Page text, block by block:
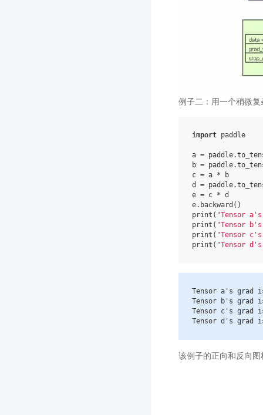
例子二：用一个稍微
import paddle
a = paddle.
b = paddle.
c = a *
b
d
= paddle.
e = c * d
e. backward ()
print ( "Tensor
print ( "Tensor
print ( "Tensor
print ( "Tensor
Tensor a 's grad
Tensor
b 's grad
Tensor c 's grad
Tensor d 's grad
该例子的正向和反向